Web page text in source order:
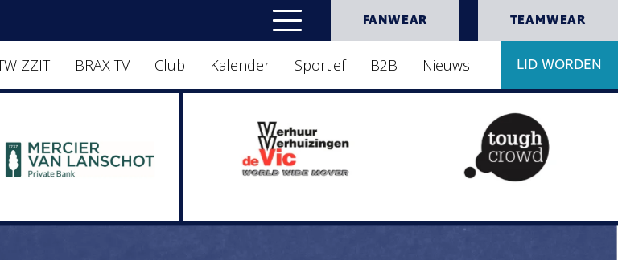
FANWEAR TEAMWEAR
BRAX TV Club Kalender Sportief B2B Nieuws LID WORDEN